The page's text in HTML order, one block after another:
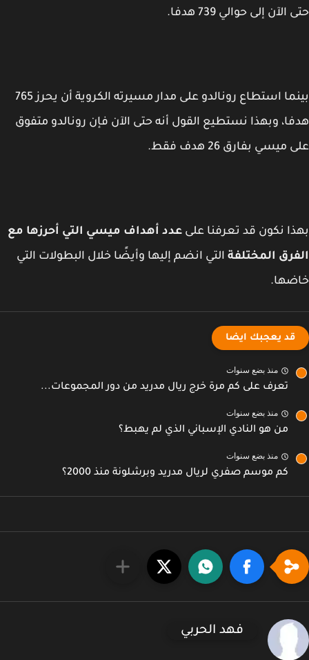
إلى حوالي 739 هدفا.
بينما استطاع رونالدو على مدار مسيرته الكروية أن يحرز 765
وبهذا نستطيع القول أنه حتى الآن فإن رونالدو متفوق
بفارق 26 هدف فقط.
نكون قد تعرفنا علىعدد أهداف ميسي التي أحرزها مع
المختلفةالتي انضم إليها وأيضًا خلال البطولات التي
قد يعجبك ايضا
منذ بضع سنوات
تعرف على كم مرة خرج ريال مدريد من دور المجموعات...
منذ بضع سنوات
من هو النادي الإسباني الذي لم يهبط؟
منذ بضع سنوات
كم موسم صفري لريال مدريد وبرشلونة منذ 2000؟
فهد الحربي